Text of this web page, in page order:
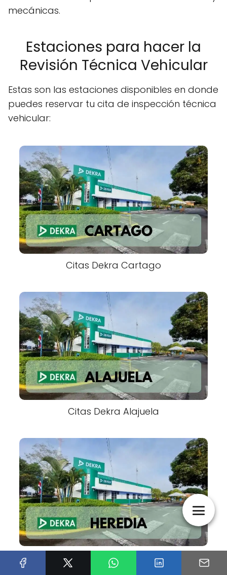
mecánicas.
Estaciones para hacer la
Revisión Técnica Vehicular
Estas son las estaciones disponibles en donde
puedes reservar tu cita de inspección técnica
vehicular:
Citas Dekra Cartago
Citas Dekra Alajuela
Citas Dekra Heredia